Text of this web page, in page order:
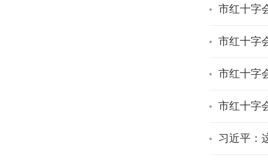
市红十字
市红十字
市红十字
市红十字
习近平：